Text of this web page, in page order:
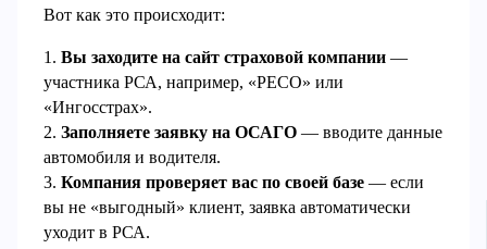
Вот как это происходит:
1.Вы заходите на сайт страховой компании —
участника РСА, например, «РЕСО» или
«Ингосстрах».
2.Заполняете заявку на ОСАГО — вводите данные
автомобиля и водителя.
3.Компания проверяет вас по своей базе — если
вы не «выгодный» клиент, заявка автоматически
уходит в РСА.